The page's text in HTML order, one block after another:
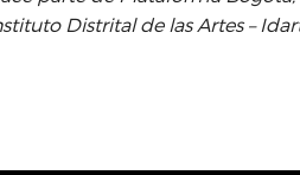
Distrital de las Artes –